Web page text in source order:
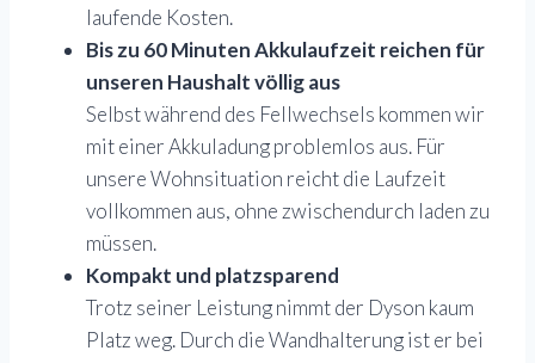
laufende Kosten.
Bis zu 60 Minuten Akkulaufzeit reichen für
unseren Haushalt völlig aus
Selbst während des Fellwechsels kommen wir
mit einer Akkuladung problemlos aus. Für
unsere Wohnsituation reicht die Laufzeit
vollkommen aus, ohne zwischendurch laden zu
müssen.
Kompakt und platzsparend
Trotz seiner Leistung nimmt der Dyson kaum
Platz weg. Durch die Wandhalterung ist er bei